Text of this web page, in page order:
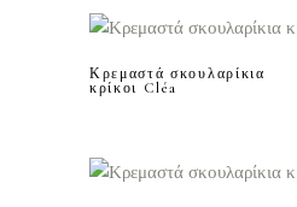
Κρεμαστά σκουλαρίκια
κρίκοι Cléa